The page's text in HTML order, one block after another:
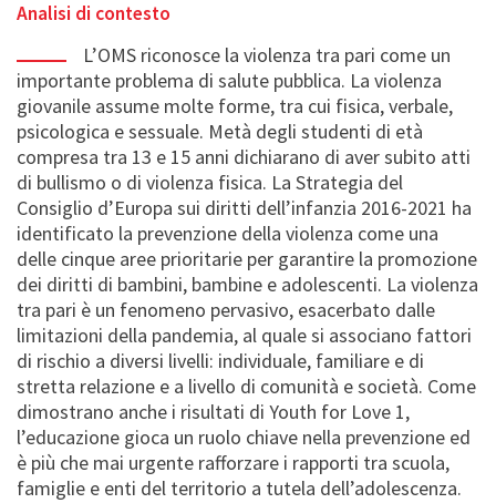
Analisi di contesto
L’OMS riconosce la violenza tra pari come un
importante problema di salute pubblica. La violenza
giovanile assume molte forme, tra cui fisica, verbale,
psicologica e sessuale. Metà degli studenti di età
compresa tra 13 e 15 anni dichiarano di aver subito atti
di bullismo o di violenza fisica. La Strategia del
Consiglio d’Europa sui diritti dell’infanzia 2016-2021 ha
identificato la prevenzione della violenza come una
delle cinque aree prioritarie per garantire la promozione
dei diritti di bambini, bambine e adolescenti. La violenza
tra pari è un fenomeno pervasivo, esacerbato dalle
limitazioni della pandemia, al quale si associano fattori
di rischio a diversi livelli: individuale, familiare e di
stretta relazione e a livello di comunità e società. Come
dimostrano anche i risultati di Youth for Love 1,
l’educazione gioca un ruolo chiave nella prevenzione ed
è più che mai urgente rafforzare i rapporti tra scuola,
famiglie e enti del territorio a tutela dell’adolescenza.